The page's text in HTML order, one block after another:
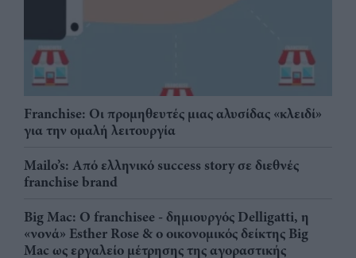
Franchise: Οι προμηθευτές μιας αλυσίδας «κλειδί»
για την ομαλή λειτουργία
Mailo’s: Από ελληνικό success story σε διεθνές
franchise brand
Big Mac: Ο franchisee - δημιουργός Delligatti, η
«νονά» Esther Rose & ο οικονομικός δείκτης Big
Mac ως εργαλείο μέτρησης της αγοραστικής